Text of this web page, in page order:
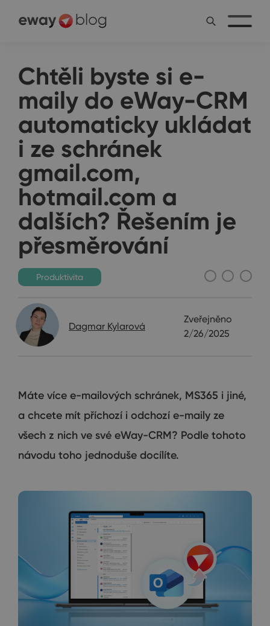
Chtěli byste si e-
maily do eWay-CRM
automaticky ukládat
i ze schránek
gmail.com,
hotmail.com a
dalších? Řešením je
přesměrování
Produktivita
Dagmar Kylarová
Zveřejněno
2/26/2025
Máte více e-mailových schránek, MS365 i jiné,
a chcete mít příchozí i odchozí e-maily ze
všech z nich ve své eWay-CRM? Podle tohoto
návodu toho jednoduše docílíte.